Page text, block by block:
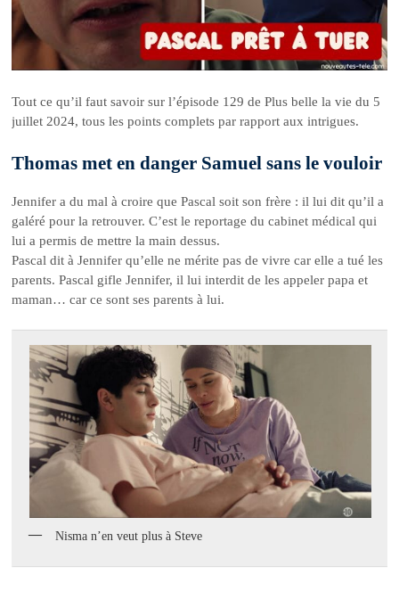
Tout ce qu’il faut savoir sur l’épisode 129 de Plus belle la vie du 5
juillet 2024, tous les points complets par rapport aux intrigues.
Thomas met en danger Samuel sans le vouloir
Jennifer a du mal à croire que Pascal soit son frère : il lui dit qu’il a
galéré pour la retrouver. C’est le reportage du cabinet médical qui
lui a permis de mettre la main dessus.
Pascal dit à Jennifer qu’elle ne mérite pas de vivre car elle a tué les
parents. Pascal gifle Jennifer, il lui interdit de les appeler papa et
maman… car ce sont ses parents à lui.
Nisma n’en veut plus à Steve